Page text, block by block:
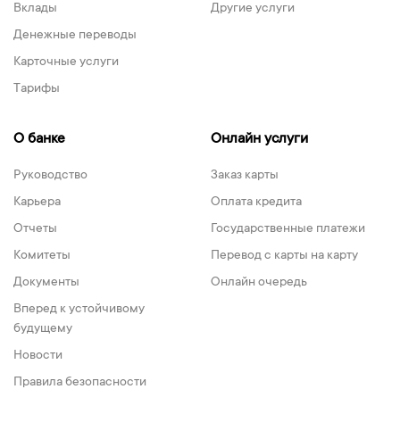
Вклады
Денежные переводы
Карточные услуги
Тарифы
Другие услуги
О банке
Руководство
Карьера
Отчеты
Комитеты
Документы
Вперед к устойчивому
будущему
Новости
Правила безопасности
Онлайн услуги
Заказ карты
Оплата кредита
Государственные платежи
Перевод с карты на карту
Онлайн очередь